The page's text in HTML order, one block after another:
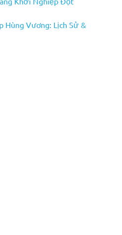
Hùng Vương: Lịch Sử &